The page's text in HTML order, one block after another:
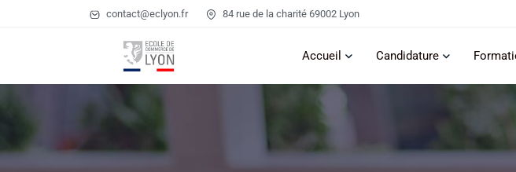
contact@eclyon.fr 84 rue de la charité 69002 Lyon
Accueil Candidature